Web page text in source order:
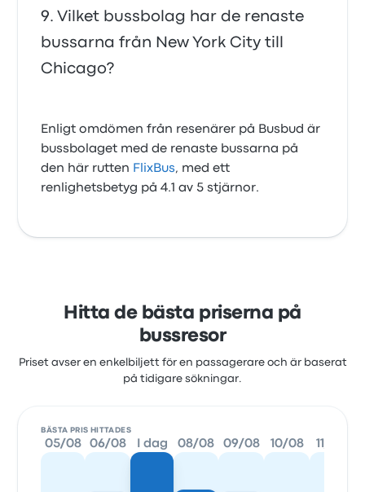
Vilket bussbolag har de renaste
bussarna från New York City till
Chicago?
Enligt omdömen från resenärer på Busbud är
bussbolaget med de renaste bussarna på
den här rutten FlixBus, med ett
renlighetsbetyg på 4.1 av 5 stjärnor.
Hitta de bästa priserna på
bussresor
Priset avser en enkelbiljett för en passagerare och är baserat
på tidigare sökningar.
BÄSTA PRIS HITTADES
05/08 06/08 I dag 08/08 09/08 10/08 11/08